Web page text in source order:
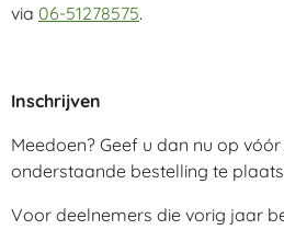
via 06-51278575.
Inschrijven
Meedoen? Geef u dan nu op
onderstaande bestelling te
Voor deelnemers die vorig jaar